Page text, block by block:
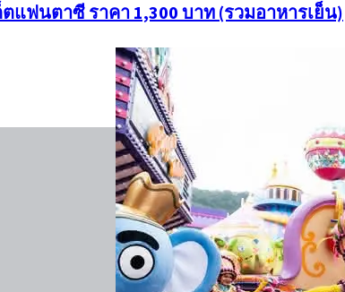
แฟนตาซี ราคา 1,300 บาท (รวมอาหารเย็น)